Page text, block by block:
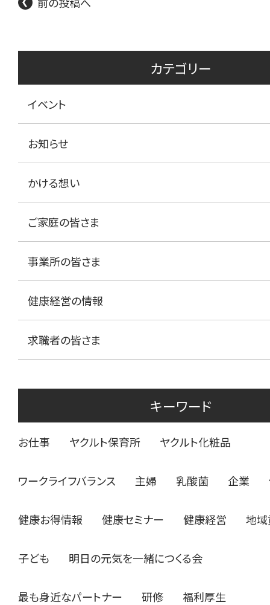
カテゴリー
イベント
お知らせ
かける想い
ご家庭の皆さま
事業所の皆さま
健康経営の情報
求職者の皆さま
キーワード
お仕事 ヤクルト保育所 ヤクルト化粧品
ワークライフバランス 主婦 乳酸菌 企業
健康お得情報 健康セミナー 健康経営 地
子ども 明日の元気を一緒につくる会
最も身近なパートナー 研修 福利厚生